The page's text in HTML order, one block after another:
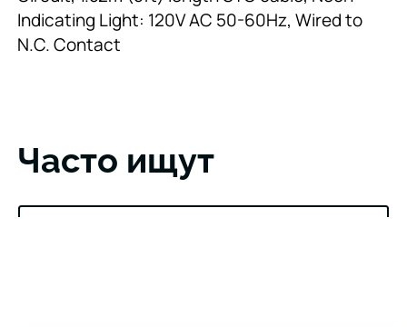
Indicating Light: 120V AC 50-60Hz, Wired to
N.C. Contact
Часто ищут